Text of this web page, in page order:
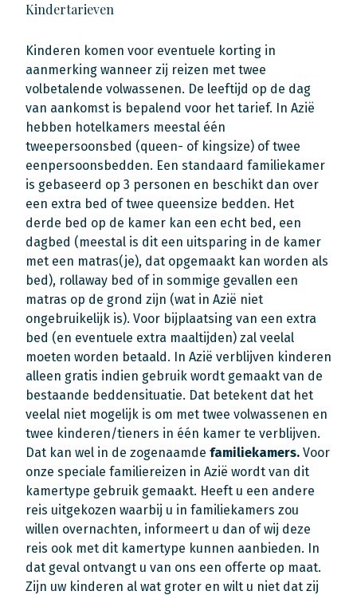
Kindertarieven
Kinderen komen voor eventuele korting in
aanmerking wanneer zij reizen met twee
volbetalende volwassenen. De leeftijd op de dag
van aankomst is bepalend voor het tarief. In Azië
hebben hotelkamers meestal één
tweepersoonsbed (queen- of kingsize) of twee
eenpersoonsbedden. Een standaard familiekamer
is gebaseerd op 3 personen en beschikt dan over
een extra bed of twee queensize bedden. Het
derde bed op de kamer kan een echt bed, een
dagbed (meestal is dit een uitsparing in de kamer
met een matras(je), dat opgemaakt kan worden als
bed), rollaway bed of in sommige gevallen een
matras op de grond zijn (wat in Azië niet
ongebruikelijk is). Voor bijplaatsing van een extra
bed (en eventuele extra maaltijden) zal veelal
moeten worden betaald. In Azië verblijven kinderen
alleen gratis indien gebruik wordt gemaakt van de
bestaande beddensituatie. Dat betekent dat het
veelal niet mogelijk is om met twee volwassenen en
twee kinderen/tieners in één kamer te verblijven.
Dat kan wel in de zogenaamde familiekamers. Voor
onze speciale familiereizen in Azië wordt van dit
kamertype gebruik gemaakt. Heeft u een andere
reis uitgekozen waarbij u in familiekamers zou
willen overnachten, informeert u dan of wij deze
reis ook met dit kamertype kunnen aanbieden. In
dat geval ontvangt u van ons een offerte op maat.
Zijn uw kinderen al wat groter en wilt u niet dat zij